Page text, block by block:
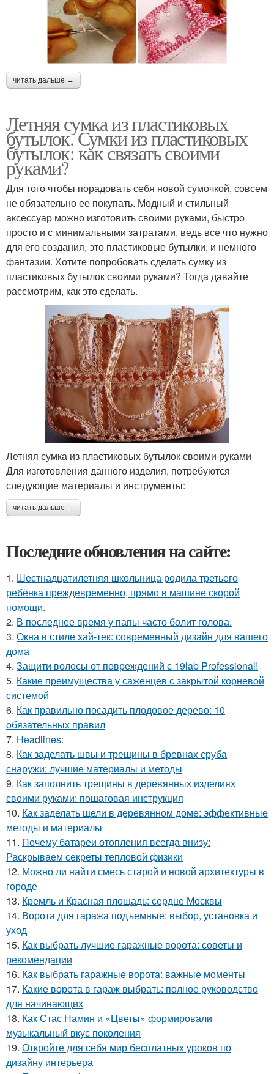
читать дальше →
Летняя сумка из пластиковых
бутылок. Сумки из пластиковых
бутылок: как связать своими
руками?
Для того чтобы порадовать себя новой сумочкой, совсем
не обязательно ее покупать. Модный и стильный
аксессуар можно изготовить своими руками, быстро
просто и с минимальными затратами, ведь все что нужно
для его создания, это пластиковые бутылки, и немного
фантазии. Хотите попробовать сделать сумку из
пластиковых бутылок своими руками? Тогда давайте
рассмотрим, как это сделать.
Летняя сумка из пластиковых бутылок своими руками
Для изготовления данного изделия, потребуются
следующие материалы и инструменты:
читать дальше →
Последние обновления на сайте:
1. Шестнадцатилетняя школьница родила третьего
ребёнка преждевременно, прямо в машине скорой
помощи.
2. В последнее время у папы часто болит голова.
3. Окна в стиле хай-тек: современный дизайн для вашего
дома
4. Защити волосы от повреждений с 19lab Professional!
5. Какие преимущества у саженцев с закрытой корневой
системой
6. Как правильно посадить плодовое дерево: 10
обязательных правил
7. Headlines:
8. Как заделать швы и трещины в бревнах сруба
снаружи: лучшие материалы и методы
9. Как заполнить трещины в деревянных изделиях
своими руками: пошаговая инструкция
10. Как заделать щели в деревянном доме: эффективные
методы и материалы
11. Почему батареи отопления всегда внизу:
Раскрываем секреты тепловой физики
12. Можно ли найти смесь старой и новой архитектуры в
городе
13. Кремль и Красная площадь: сердце Москвы
14. Ворота для гаража подъемные: выбор, установка и
уход
15. Как выбрать лучшие гаражные ворота: советы и
рекомендации
16. Как выбрать гаражные ворота: важные моменты
17. Какие ворота в гараж выбрать: полное руководство
для начинающих
18. Как Стас Намин и «Цветы» формировали
музыкальный вкус поколения
19. Откройте для себя мир бесплатных уроков по
дизайну интерьера